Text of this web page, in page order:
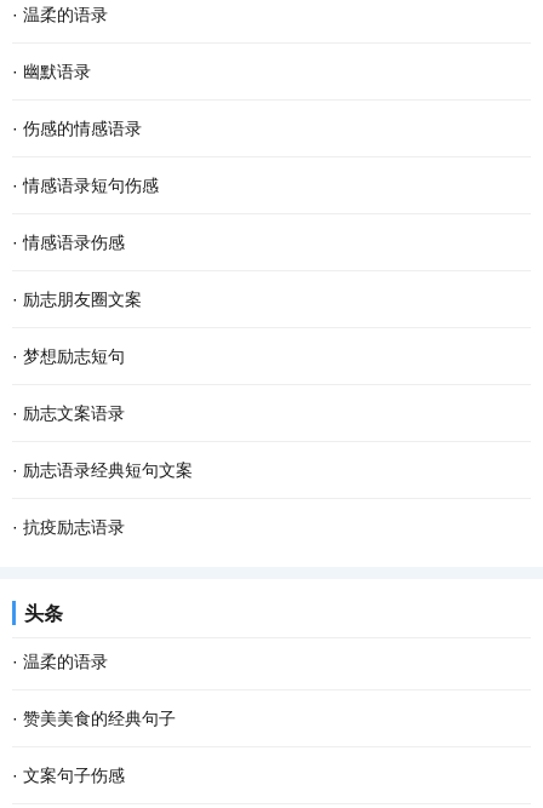
· 温柔的语录
· 幽默语录
· 伤感的情感语录
·情感语录短句伤感
·情感语录伤感
· 励志朋友圈文案
· 梦想励志短句
· 励志文案语录
· 励志语录经典短句文案
· 抗疫励志语录
头条
· 温柔的语录
· 赞美美食的经典句子
· 文案句子伤感